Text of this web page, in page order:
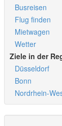
Busreisen
Flug finden
Mietwagen
Wetter
Ziele in der
Düsseldorf
Bonn
Nordrhein-